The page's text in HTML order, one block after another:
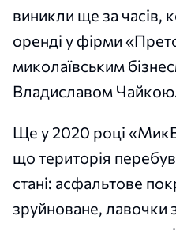
виникли ще за часів,
оренді у фірми
миколаївським
Владиславом
Ще у 2020 році
що територія
стані: асфальтове
зруйноване, лавочки